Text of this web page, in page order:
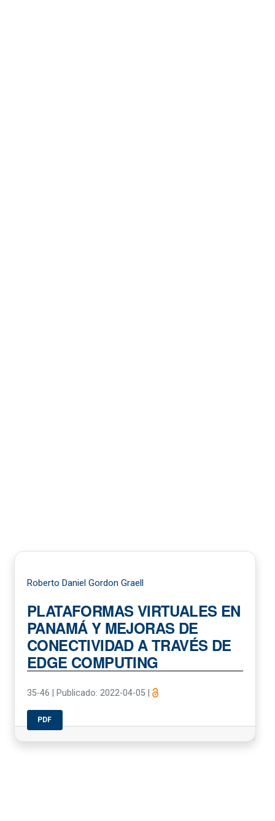
Roberto Daniel Gordon Graell
PLATAFORMAS VIRTUALES EN
PANAMÁ Y MEJORAS DE
CONECTIVIDAD A TRAVÉS DE
EDGE COMPUTING
35-46 Publicado: 2022-04-05
PDF